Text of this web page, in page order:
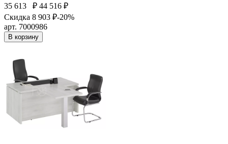
35 613
₽ 44 516 ₽
Скидка 8 903 ₽-20%
арт. 7000986
В корзину